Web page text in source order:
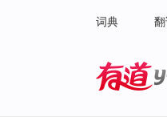
词典